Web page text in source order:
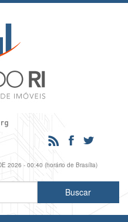
2026 - 00:40 (horário de Brasília)